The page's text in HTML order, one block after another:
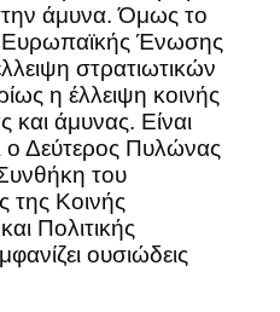
άμυνα. Όμως το
Ευρωπαϊκής Ένωσης
στρατιωτικών
η έλλειψη κοινής
και άμυνας. Είναι
ο Δεύτερος Πυλώνας
του
της Κοινής
Πολιτικής
ουσιώδεις